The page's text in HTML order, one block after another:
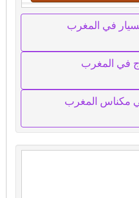
في المغرب
في المغرب
مكناس المغرب